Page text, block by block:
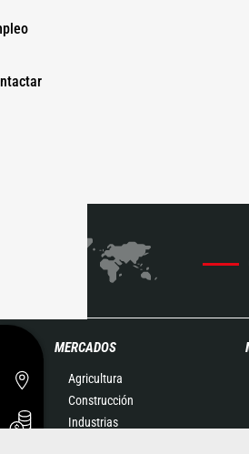
MERCADOS
Agricultura
Construcción
Industrias